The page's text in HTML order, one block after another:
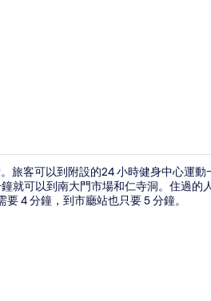
旅客可以到附設的24 小時健身中心運動
就可以到南大門市場和仁寺洞。住過的
4 分鐘，到市廳站也只要 5 分鐘。